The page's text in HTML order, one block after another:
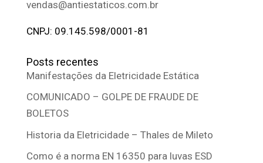
vendas@antiestaticos.com.br
CNPJ: 09.145.598/0001-81
Posts recentes
Manifestações da Eletricidade Estática
COMUNICADO – GOLPE DE FRAUDE DE
BOLETOS
Historia da Eletricidade – Thales de Mileto
Como é a norma EN 16350 para luvas ESD